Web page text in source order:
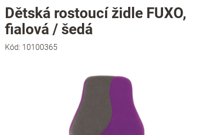
produktu
je
0,0
z
5
Dětská rostoucí židle FUXO,
fialová / šedá
Kód: 10100365